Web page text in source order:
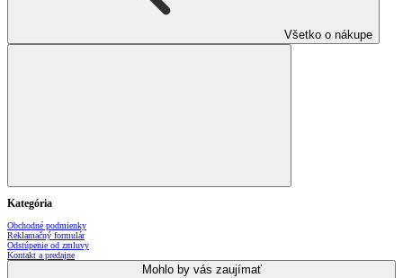
Všetko o nákupe
Kategória
Obchodné podmienky
Reklamačný formulár
Odstúpenie od zmluvy
Kontakt a predajne
Mohlo by vás zaujímať